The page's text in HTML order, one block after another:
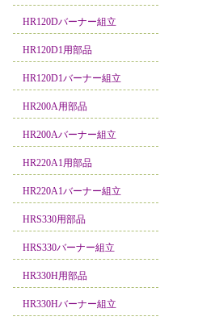
HR120Dバーナー組立
HR120D1用部品
HR120D1バーナー組立
HR200A用部品
HR200Aバーナー組立
HR220A1用部品
HR220A1バーナー組立
HRS330用部品
HRS330バーナー組立
HR330H用部品
HR330Hバーナー組立